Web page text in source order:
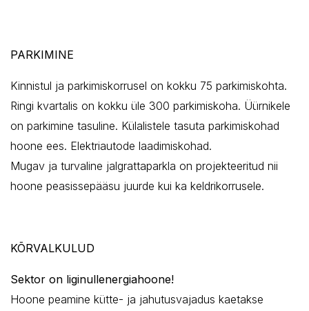
PARKIMINE
Kinnistul ja parkimiskorrusel on kokku 75 parkimiskohta.
Ringi kvartalis on kokku üle 300 parkimiskoha. Üürnikele
on parkimine tasuline. Külalistele tasuta parkimiskohad
hoone ees. Elektriautode laadimiskohad.
Mugav ja turvaline jalgrattaparkla on projekteeritud nii
hoone peasissepääsu juurde kui ka keldrikorrusele.
KÕRVALKULUD
Sektor on liginullenergiahoone!
Hoone peamine kütte- ja jahutusvajadus kaetakse